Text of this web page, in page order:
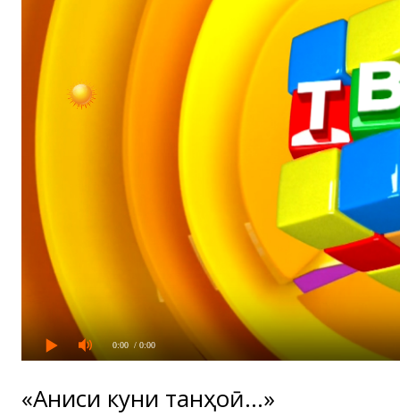
0:00 / 0:00
«Аниси кунҷи танҳоӣ…»